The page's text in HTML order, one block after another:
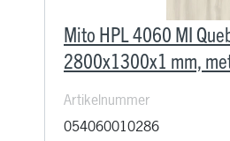
Mito HPL 4060 MI
2800x1300x1 mm,
Artikelnummer
054060010286